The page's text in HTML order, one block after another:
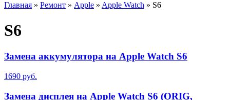
Главная » Ремонт » Apple » Apple Watch » S6
S6
Замена аккумулятора на Apple Watch S6
1690 руб.
Замена дисплея на Apple Watch S6 (ORIG,